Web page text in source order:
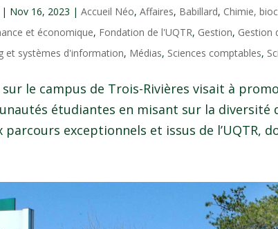
| Nov 16, 2023 |Accueil Néo,Affaires, Babillard, Chimie,
et économique, Fondation de l'UQTR, Gestion, Gestion
et systèmes d'information, Médias, Sciences comptables,
sur le campus de Trois-Rivières visait à
étudiantes en misant sur la diversité
parcours exceptionnels et issus de l’UQTR,